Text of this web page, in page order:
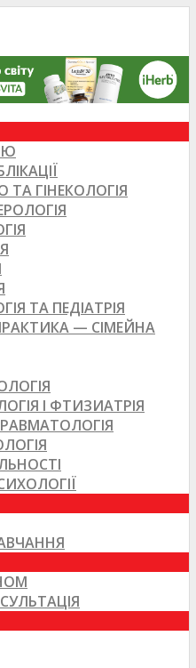
ТА ГІНЕКОЛОГІЯ
ТА ПЕДІАТРІЯ
— СІМЕЙНА
І ФТИЗИАТРІЯ